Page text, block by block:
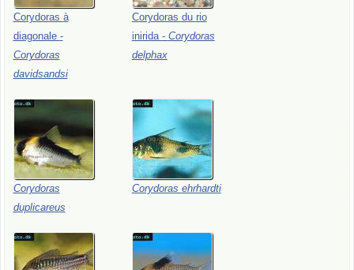
Corydoras à
diagonale -
Corydoras
davidsandsi
Corydoras du rio
inirida - Corydoras
delphax
Corydoras
duplicareus
Corydoras ehrhardti